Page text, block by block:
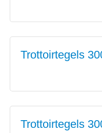
Trottoirtegels
Trottoirtegels